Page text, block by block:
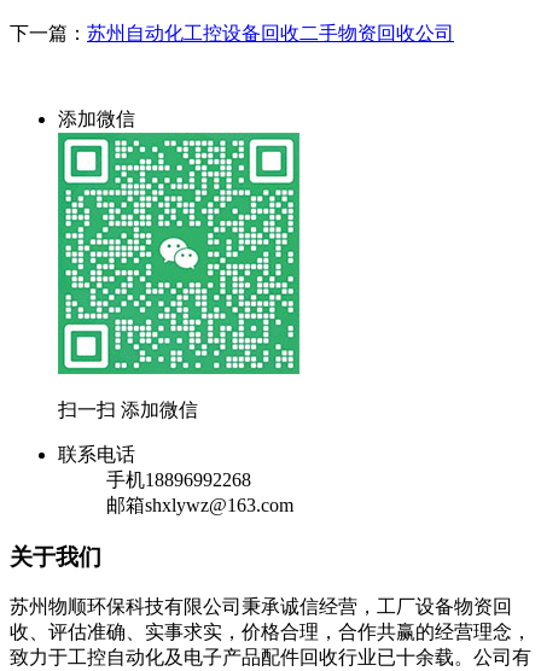
下一篇： 苏州自动化工控设备回收二手物资回收公司
添加微信
扫一扫 添加微信
联系电话
手机18896992268
邮箱shxlywz@163.com
关于我们
苏州物顺环保科技有限公司秉承诚信经营，工厂设备物资回
收、评估准确、实事求实，价格合理，合作共赢的经营理念，
致力于工控自动化及电子产品配件回收行业已十余载。公司有